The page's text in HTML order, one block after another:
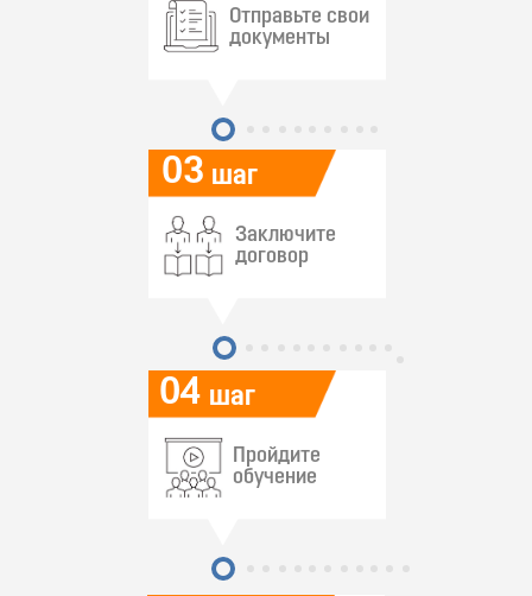
04
03 шаг
шаг
Отправьте свои
документы
Заключите
договор
Пройдите
обучение